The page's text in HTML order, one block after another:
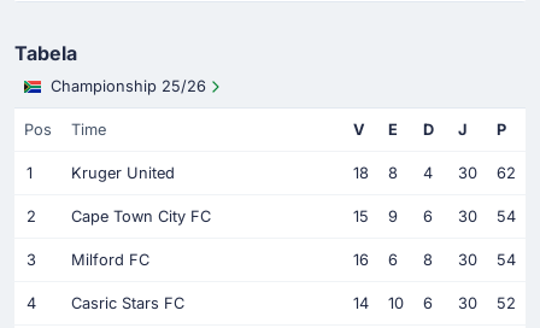
Tabela
Championship 25/26
Pos Time V E D J P
1 Kruger United 18 8 4 30 62
2 Cape Town City FC 15 9 6 30 54
3 Milford FC 16 6 8 30 54
4 Casric Stars FC 14 10 6 30 52